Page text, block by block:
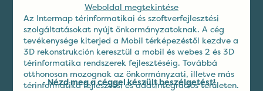
Weboldal megtekintése
Az Intermap térinformatikai és szoftverfejlesztési
szolgáltatásokat nyújt önkormányzatoknak. A cég
tevékenysége kiterjed a Mobil térképezéstől kezdve a
3D rekonstrukción keresztül a mobil és webes 2 és 3D
térinformatika rendszerek fejlesztéséig. Továbbá
otthonosan mozognak az önkormányzati, illetve más
térinformatika fejlesztési és adatintegrációs területen.
Nézd meg a céggel készült beszélgetést!